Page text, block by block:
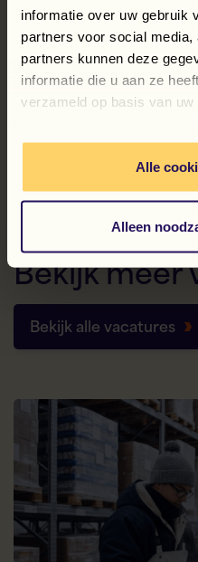
informatie over uw gebruik
partners voor social
partners kunnen deze
informatie die u aan ze
verzameld op basis van uw
Alle
Alleen
Terug naar overzicht
Bekijkmeer
Bekijk alle vacatures